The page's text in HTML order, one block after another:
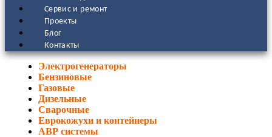
Сервис и ремонт
Проекты
Блог
Контакты
Электрогенераторы
Бензиновые
Газовые
Дизельные
Сварочные
Еврокожухи и контейнеры
АВР системы